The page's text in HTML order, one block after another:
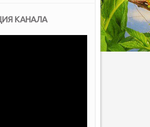
КАНАЛА